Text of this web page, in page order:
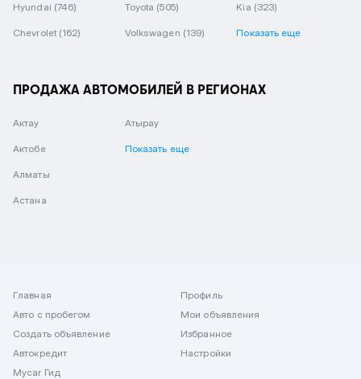
Hyundai (746) Toyota (505) Kia (323)
Chevrolet (162) Volkswagen (139) Показать еще
ПРОДАЖА АВТОМОБИЛЕЙ В РЕГИОНАХ
Актау
Актобе
Алматы
Астана
Атырау
Показать еще
Главная
Авто с пробегом
Создать объявление
Автокредит
Mycar Гид
Профиль
Мои объявления
Избранное
Настройки